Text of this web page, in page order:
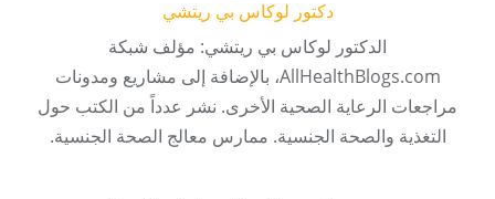
دكتور لوكاس بي ريتشي
الدكتور لوكاس بي ريتشي: مؤلف شبكة
AllHealthBlogs.com، بالإضافة إلى مشاريع ومدونات
مراجعات الرعاية الصحية الأخرى. نشر عدداً من الكتب حول
التغذية والصحة الجنسية. ممارس معالج الصحة الجنسية.